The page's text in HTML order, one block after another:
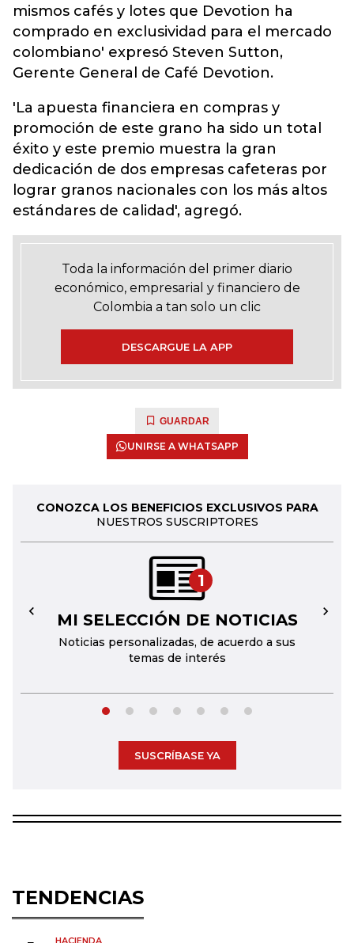
mismos cafés y lotes que Devotion ha
comprado en exclusividad para el mercado
colombiano' expresó Steven Sutton,
Gerente General de Café Devotion.
'La apuesta financiera en compras y
promoción de este grano ha sido un total
éxito y este premio muestra la gran
dedicación de dos empresas cafeteras por
lograr granos nacionales con los más altos
estándares de calidad', agregó.
Toda la información del primer diario
económico, empresarial y financiero de
Colombia a tan solo un clic
DESCARGUE LA APP
GUARDAR
UNIRSE A WHATSAPP
CONOZCA LOS BENEFICIOS EXCLUSIVOS PARA
NUESTROS SUSCRIPTORES
1
MI SELECCIÓN DE NOTICIAS
Noticias personalizadas, de acuerdo a sus
temas de interés
← →
SUSCRÍBASE YA
TENDENCIAS
HACIENDA